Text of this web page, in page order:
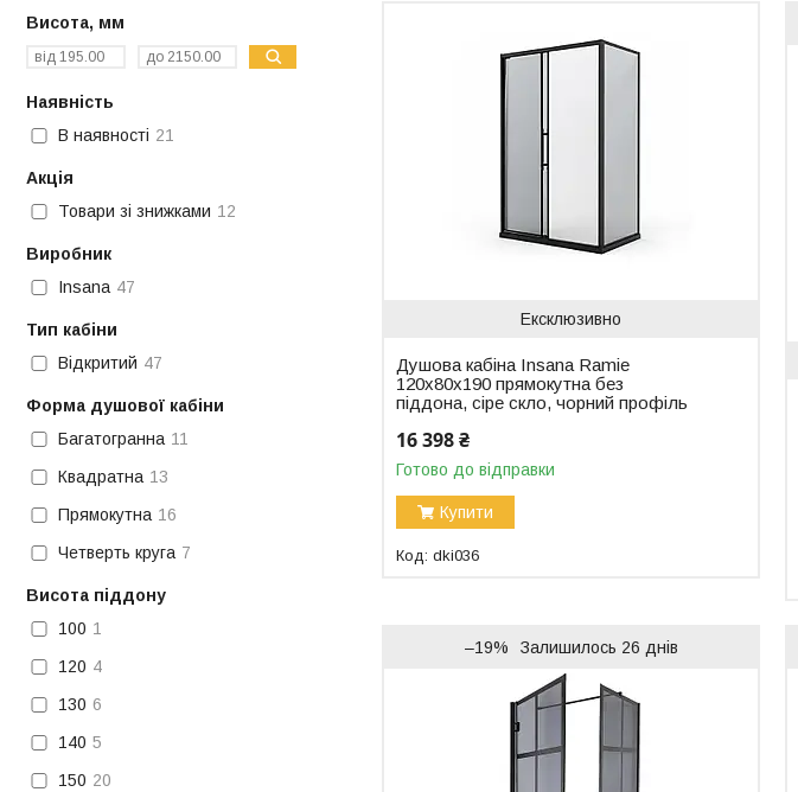
Ексклюзивно
Душова кабіна Insana Ramie
120x80x190 прямокутна без
піддона, сіре скло, чорний профіль
16 398 ₴
Готово до відправки
Купити
dki036
–19% Залишилось 26 днів
Висота, мм
Наявність
В наявності 21
Акція
Товари зі знижками 12
Виробник
Insana 47
Тип кабіни
Відкритий 47
Форма душової кабіни
Багатогранна 11
Квадратна 13
Прямокутна 16
Четверть круга 7
Висота піддону
100 1
120 4
130 6
140 5
150 20